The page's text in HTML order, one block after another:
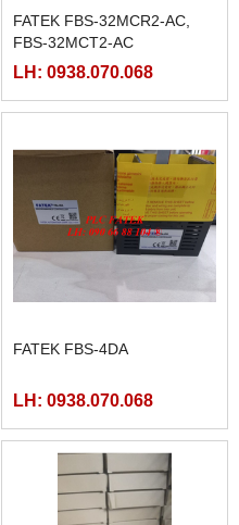
FATEK FBS-32MCR2-AC,
FBS-32MCT2-AC
LH: 0938.070.068
FATEK FBS-4DA
LH: 0938.070.068